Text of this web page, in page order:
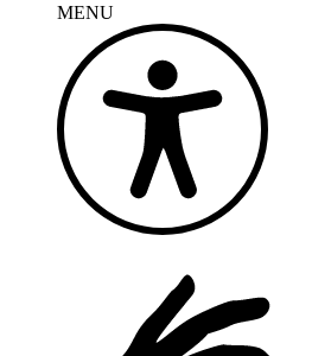
MENU